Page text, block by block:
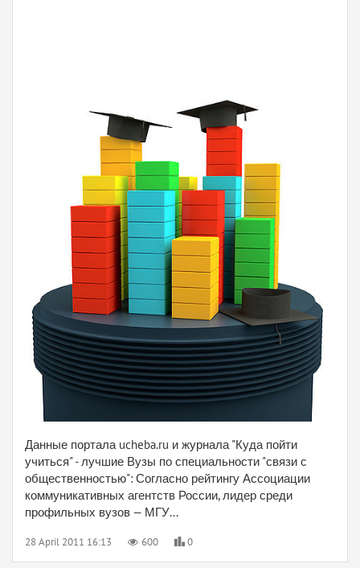
Данные портала ucheba.ru и журнала "Куда пойти
учиться" - лучшие Вузы по специальности "связи с
общественностью": Согласно рейтингу Ассоциации
коммуникативных агентств России, лидер среди
профильных вузов — МГУ...
28 April 2011 16:13 600 0